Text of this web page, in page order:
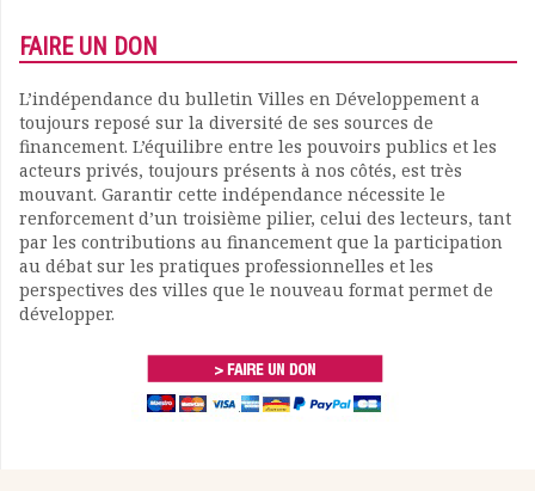
FAIRE UN DON
L’indépendance du bulletin Villes en Développement a
toujours reposé sur la diversité de ses sources de
financement. L’équilibre entre les pouvoirs publics et les
acteurs privés, toujours présents à nos côtés, est très
mouvant. Garantir cette indépendance nécessite le
renforcement d’un troisième pilier, celui des lecteurs, tant
par les contributions au financement que la participation
au débat sur les pratiques professionnelles et les
perspectives des villes que le nouveau format permet de
développer.